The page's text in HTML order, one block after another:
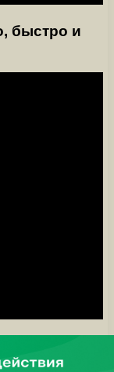
быстро и